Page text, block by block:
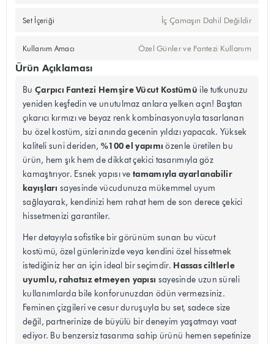
Set İçeriği İç Çamaşırı Dahil Değildir
Kullanım Amacı Özel Günler ve Fantezi Kullanım
Ürün Açıklaması
Bu Çarpıcı Fantezi Hemşire Vücut Kostümü ile tutkunuzu
yeniden keşfedin ve unutulmaz anlara yelken açın! Baştan
çıkarıcı kırmızı ve beyaz renk kombinasyonuyla tasarlanan
bu özel kostüm, sizi anında gecenin yıldızı yapacak. Yüksek
kaliteli suni deriden, %100 el yapımı özenle üretilen bu
ürün, hem şık hem de dikkat çekici tasarımıyla göz
kamaştırıyor. Esnek yapısı vetamamıyla ayarlanabilir
kayışları sayesinde vücudunuza mükemmel uyum
sağlayarak, kendinizi hem rahat hem de son derece çekici
hissetmenizi garantiler.
Her detayıyla sofistike bir görünüm sunan bu vücut
kostümü, özel günlerinizde veya kendini özel hissetmek
istediğiniz her an için ideal bir seçimdir. Hassas ciltlerle
uyumlu, rahatsız etmeyen yapısı sayesinde uzun süreli
kullanımlarda bile konforunuzdan ödün vermezsiniz.
Feminen çizgileri ve cesur duruşuyla bu set, sadece size
değil, partnerinize de büyülü bir deneyim yaşatmayı vaat
ediyor. Bu benzersiz tasarıma sahip ürünü hemen sepetinize